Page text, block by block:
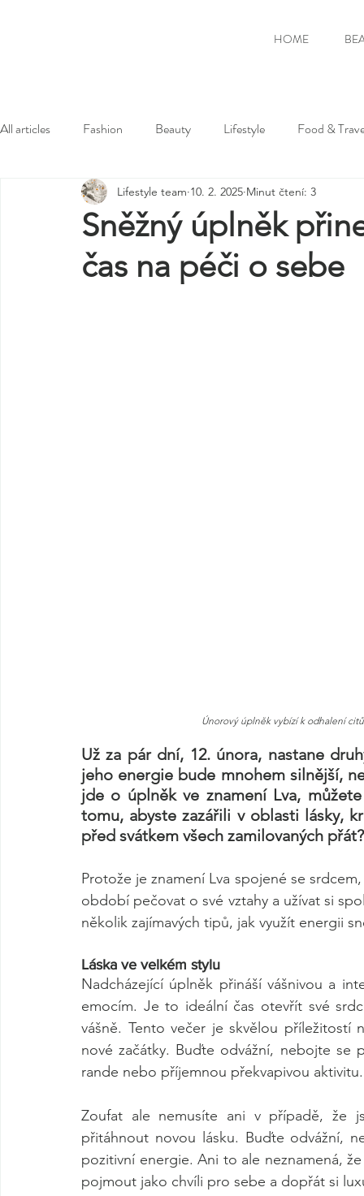
HOME
All articles Fashion Beauty Lifestyle Food &
Sněžný úplněk
čas na péči o sebe
Lifestyle team 10. 2. 2025 Minut čtení: 3
Únorový úplněk vybízí k odhalení
Už za pár dní, 12. února, nastane
jeho energie bude mnohem silnější,
jde o úplněk ve znamení Lva,
tomu, abyste zazářili v oblasti lásky,
před svátkem všech zamilovaných přát?
Protože je znamení Lva spojené se
období pečovat o své vztahy a užívat si
několik zajímavých tipů, jak využít energii
Láska ve velkém stylu
Nadcházející úplněk přináší vášnivou a
emocím. Je to ideální čas otevřít své
vášně. Tento večer je skvělou příležitostí
nové začátky. Buďte odvážní, nebojte se
rande nebo příjemnou překvapivou aktivitu.
Zoufat ale nemusíte ani v případě, že
přitáhnout novou lásku. Buďte odvážní,
pozitivní energie. Ani to ale neznamená,
pojmout jako chvíli pro sebe a dopřát si